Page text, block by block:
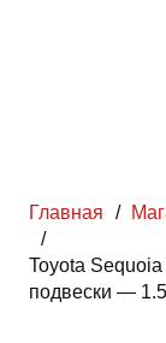
Главная /
/
Toyota
подвески —